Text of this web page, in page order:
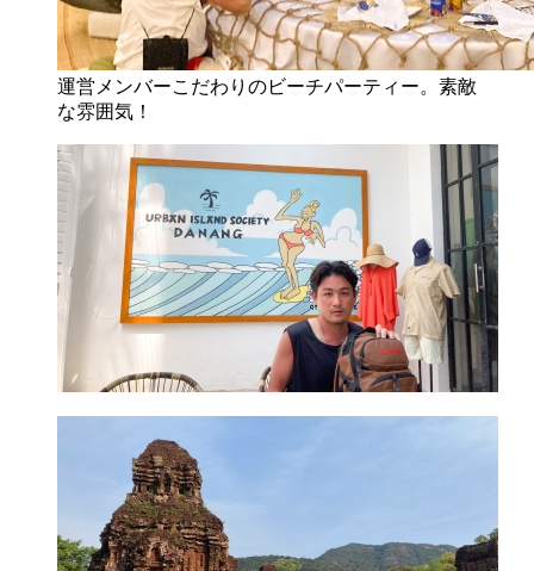
運営メンバーこだわりのビーチパーティー。素敵
な雰囲気！